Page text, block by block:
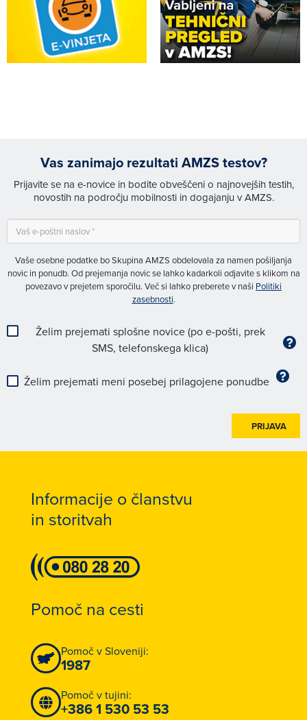
Vas zanimajo rezultati AMZS testov?
Prijavite se na e-novice in bodite obveščeni o najnovejših testih,
novostih na področju mobilnosti in dogajanju v AMZS.
Vaše osebne podatke bo Skupina AMZS obdelovala za namen pošiljanja
novic in ponudb. Od prejemanja novic se lahko kadarkoli odjavite s klikom na
povezavo v prejetem sporočilu. Več si lahko preberete v naši Politiki
zasebnosti.
Želim prejemati splošne novice (po e-pošti, prek
SMS, telefonskega klica)
Želim prejemati meni posebej prilagojene ponudbe
PRIJAVA
Informacije o članstvu
in storitvah
Pomoč na cesti
Pomoč v Sloveniji:
1987
Pomoč v tujini:
+386 1 530 53 53